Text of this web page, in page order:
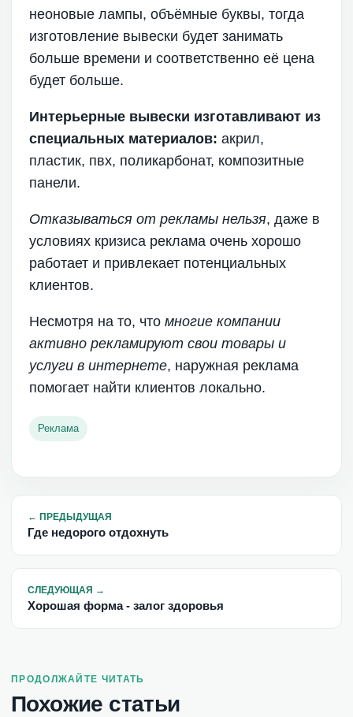
неоновые лампы, объёмные буквы, тогда
изготовление вывески будет занимать
больше времени и соответственно её цена
будет больше.
Интерьерные вывески изготавливают из
специальных материалов: акрил,
пластик, пвх, поликарбонат, композитные
панели.
Отказываться от рекламы нельзя, даже в
условиях кризиса реклама очень хорошо
работает и привлекает потенциальных
клиентов.
Несмотря на то, чтомногие компании
активно рекламируют свои товары и
услуги в интернете, наружная реклама
помогает найти клиентов локально.
Реклама
← ПРЕДЫДУЩАЯ
Где недорого отдохнуть
СЛЕДУЮЩАЯ →
Хорошая форма - залог здоровья
ПРОДОЛЖАЙТЕ ЧИТАТЬ
Похожие статьи